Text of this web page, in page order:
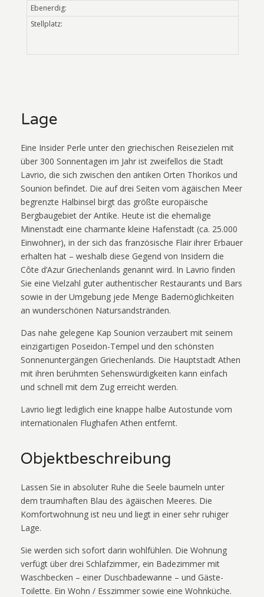
Ebenerdig:
Stellplatz:
Lage
Eine Insider Perle unter den griechischen Reisezielen mit
über 300 Sonnentagen im Jahr ist zweifellos die Stadt
Lavrio, die sich zwischen den antiken Orten Thorikos und
Sounion befindet. Die auf drei Seiten vom ägäischen Meer
begrenzte Halbinsel birgt das größte europäische
Bergbaugebiet der Antike. Heute ist die ehemalige
Minenstadt eine charmante kleine Hafenstadt (ca. 25.000
Einwohner), in der sich das französische Flair ihrer Erbauer
erhalten hat – weshalb diese Gegend von Insidern die
Côte d’Azur Griechenlands genannt wird. In Lavrio finden
Sie eine Vielzahl guter authentischer Restaurants und Bars
sowie in der Umgebung jede Menge Bademöglichkeiten
an wunderschönen Natursandstränden.
Das nahe gelegene Kap Sounion verzaubert mit seinem
einzigartigen Poseidon-Tempel und den schönsten
Sonnenuntergängen Griechenlands. Die Hauptstadt Athen
mit ihren berühmten Sehenswürdigkeiten kann einfach
und schnell mit dem Zug erreicht werden.
Lavrio liegt lediglich eine knappe halbe Autostunde vom
internationalen Flughafen Athen entfernt.
Objektbeschreibung
Lassen Sie in absoluter Ruhe die Seele baumeln unter
dem traumhaften Blau des ägäischen Meeres. Die
Komfortwohnung ist neu und liegt in einer sehr ruhiger
Lage.
Sie werden sich sofort darin wohlfühlen. Die Wohnung
verfügt über drei Schlafzimmer, ein Badezimmer mit
Waschbecken – einer Duschbadewanne – und Gäste-
Toilette. Ein Wohn / Esszimmer sowie eine Wohnküche.